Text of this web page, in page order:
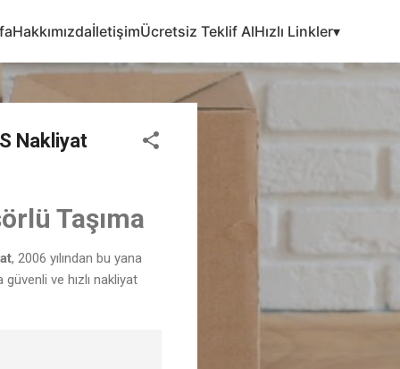
HakkımızdaİletişimÜcretsiz Teklif AlHızlı Linkler▾
Nakliyat
Taşıma
, 2006 yılından bu yana
ve hızlı nakliyat